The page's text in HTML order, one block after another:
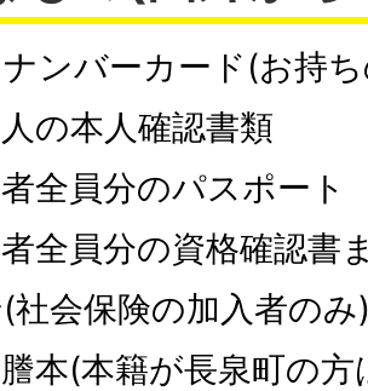
ンバーカード(お持
の本人確認書類
全員分のパスポート
全員分の資格確認書
社会保険の加入者のみ
本(本籍が長泉町の方